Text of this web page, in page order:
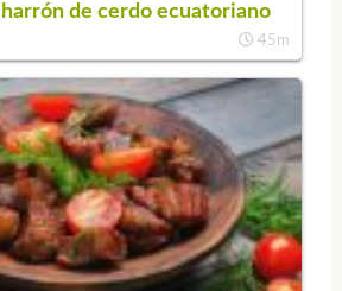
de cerdo ecuatoriano
45m